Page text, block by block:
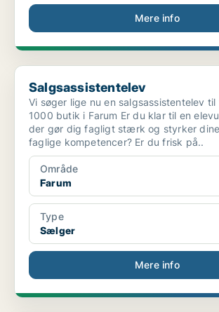
Mere info
Salgsassistentelev
Salgsassistentelev
Vi søger lige nu en salgsassistentelev til
1000 butik i Farum Er du klar til en
der gør dig fagligt stærk og styrker
faglige kompetencer? Er du frisk på..
Område
Farum
Type
Sælger
Mere info